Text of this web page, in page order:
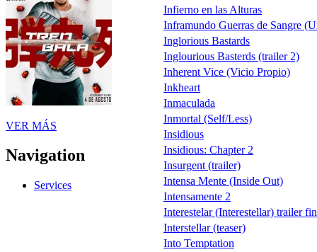
VER MÁS
Navigation
Services
Infierno en las Alturas
Inframundo Guerras de Sangre
Inglorious Bastards
Inglourious Basterds (trailer 2)
Inherent Vice (Vicio Propio)
Inkheart
Inmaculada
Inmortal (Self/Less)
Insidious
Insidious: Chapter 2
Insurgent (trailer)
Intensa Mente (Inside Out)
Intensamente 2
Interestelar (Interestellar) trailer
Interstellar (teaser)
Into Temptation